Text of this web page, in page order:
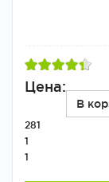
Цена:
В
281
1
1